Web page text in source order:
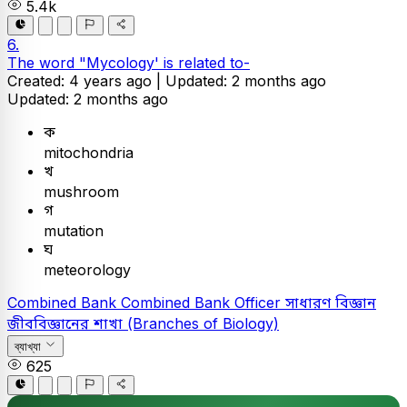
5.4k
6.
The word "Mycology' is related to-
Created: 4 years ago | Updated: 2 months ago
Updated: 2 months ago
ক
mitochondria
খ
mushroom
গ
mutation
ঘ
meteorology
Combined Bank Combined Bank Officer সাধারণ বিজ্ঞান
জীববিজ্ঞানের শাখা (Branches of Biology)
ব্যাখ্যা
625